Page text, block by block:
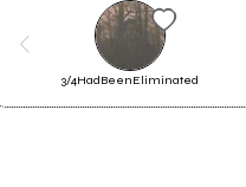
3/4HadBeenEliminated